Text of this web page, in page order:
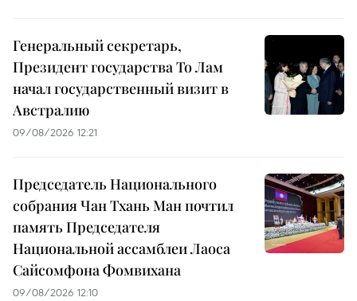
Генеральный секретарь,
Президент государства То Лам
начал государственный визит в
Австралию
09/08/2026 12:21
Председатель Национального
собрания Чан Тхань Ман почтил
память Председателя
Национальной ассамблеи Лаоса
Сайсомфона Фомвихана
09/08/2026 12:10